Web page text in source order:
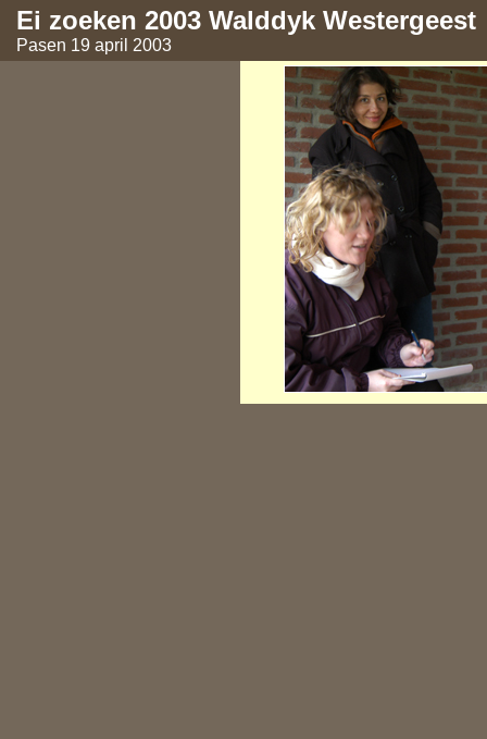
Ei zoeken 2003 Walddyk Westergeest
Pasen 19 april 2003